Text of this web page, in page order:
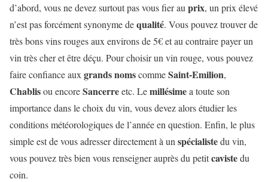
d’abord, vous ne devez surtout pas vous fier au prix, un prix élevé
n’est pas forcément synonyme dequalité. Vous pouvez trouver de
très bons vins rouges aux environs de 5€ et au contraire payer un
vin très cher et être déçu. Pour choisir un vin rouge, vous pouvez
faire confiance aux grands nomscommeSaint-Emilion,
Chablisou encoreSancerreetc. Lemillésimea toute son
importance dans le choix du vin, vous devez alors étudier les
conditions météorologiques de l’année en question. Enfin, le plus
simple est de vous adresser directement à un spécialistedu vin,
vous pouvez très bien vous renseigner auprès du petitcavistedu
coin.